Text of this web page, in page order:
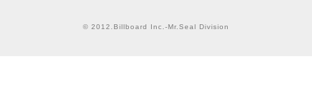
© 2012.Billboard Inc.-Mr.Seal Division